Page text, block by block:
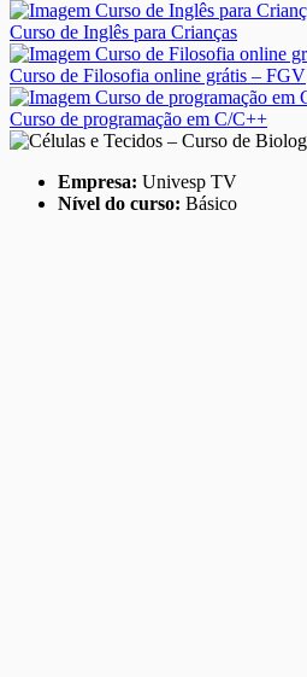
Curso de Inglês para Crianças
Curso de Filosofia online grátis – FGV
Curso de programação em C/C++
Empresa: Univesp TV
Nível do curso: Básico